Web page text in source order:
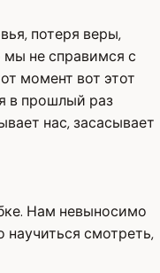
потеря веры,
мы не справимся с
момент вот этот
в прошлый раз
нас, засасывает
Нам невыносимо
смотреть,